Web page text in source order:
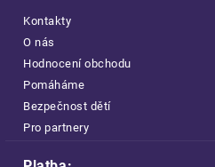
Kontakty
O nás
Hodnocení obchodu
Pomáháme
Bezpečnost dětí
Pro partnery